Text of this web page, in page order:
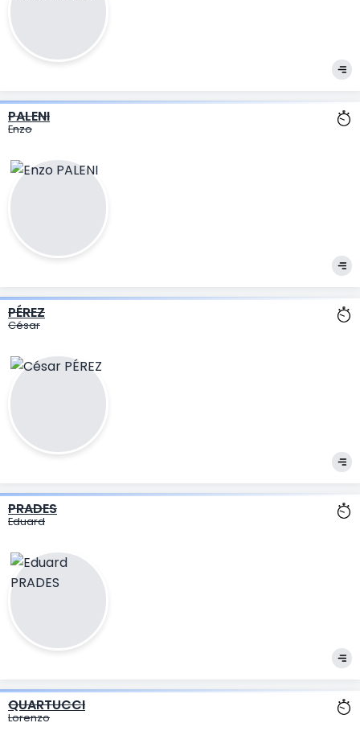
PALENI
Enzo
PÉREZ
César
PRADES
Eduard
QUARTUCCI
Lorenzo